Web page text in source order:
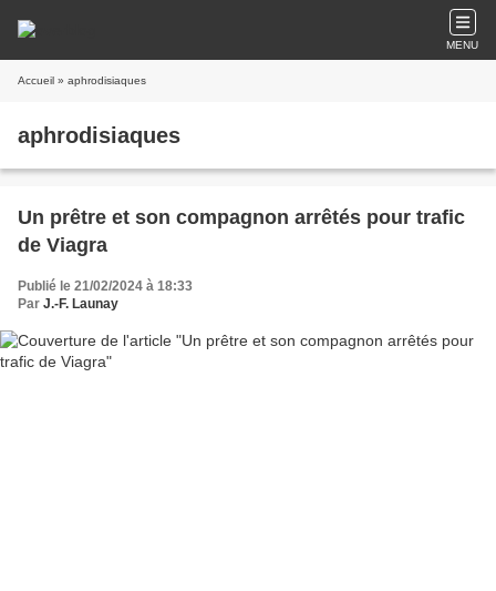
MENU
Accueil » aphrodisiaques
aphrodisiaques
Un prêtre et son compagnon arrêtés pour trafic
de Viagra
Publié le 21/02/2024 à 18:33
Par J.-F. Launay